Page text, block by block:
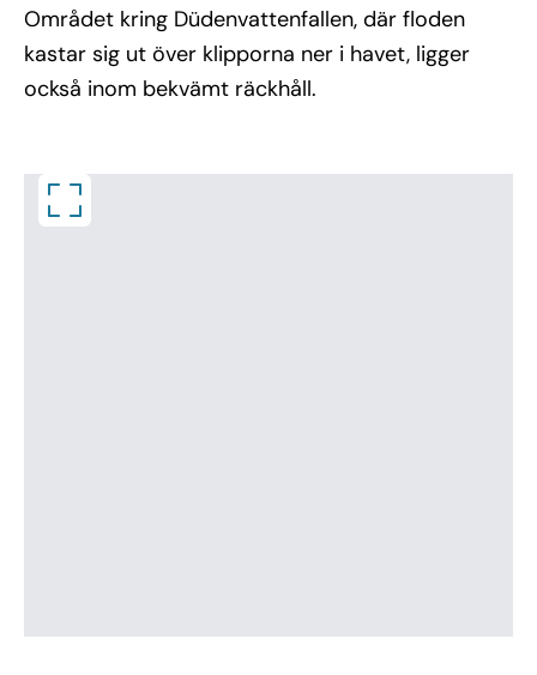
Området kring Düdenvattenfallen, där floden
kastar sig ut över klipporna ner i havet, ligger
också inom bekvämt räckhåll.